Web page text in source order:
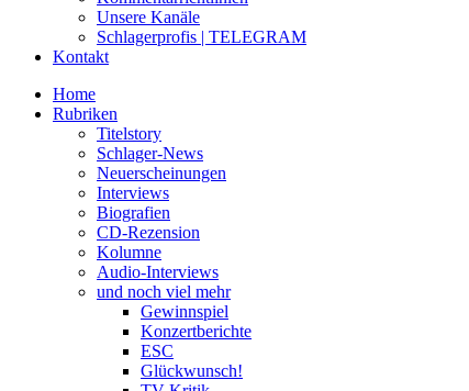
Unsere Kanäle
Schlagerprofis | TELEGRAM
Kontakt
Home
Rubriken
Titelstory
Schlager-News
Neuerscheinungen
Interviews
Biografien
CD-Rezension
Kolumne
Audio-Interviews
und noch viel mehr
Gewinnspiel
Konzertberichte
ESC
Glückwunsch!